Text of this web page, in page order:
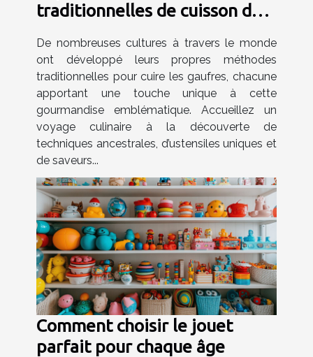
traditionnelles de cuisson des
De nombreuses cultures à travers le monde
ont développé leurs propres méthodes
traditionnelles pour cuire les gaufres, chacune
apportant une touche unique à cette
gourmandise emblématique. Accueillez un
voyage culinaire à la découverte de
techniques ancestrales, d’ustensiles uniques et
de saveurs...
Comment choisir le jouet
parfait pour chaque âge